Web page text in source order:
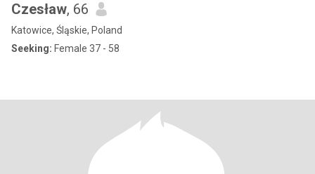
Czesław, 66
Katowice, Śląskie, Poland
Seeking: Female 37 - 58